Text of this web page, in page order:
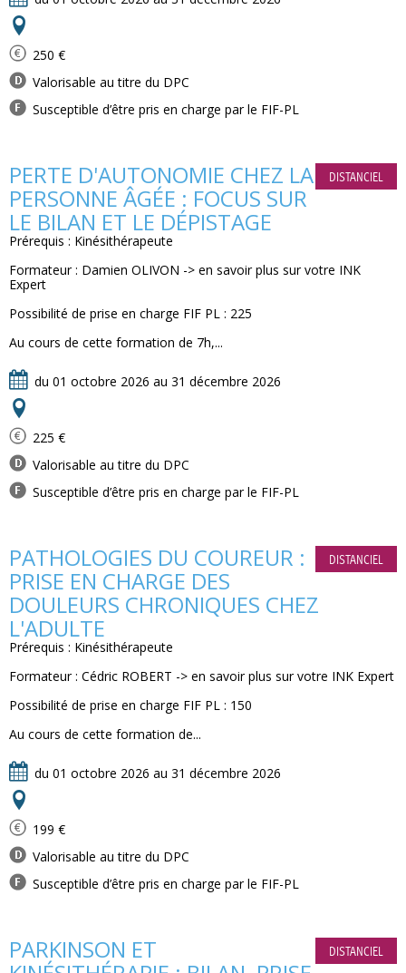
250 €
Valorisable au titre du DPC
Susceptible d’être pris en charge par le FIF-PL
DISTANCIEL
PERTE D'AUTONOMIE CHEZ LA
PERSONNE ÂGÉE : FOCUS SUR
LE BILAN ET LE DÉPISTAGE
Prérequis : Kinésithérapeute
Formateur : Damien OLIVON -> en savoir plus sur votre INK
Expert
Possibilité de prise en charge FIF PL : 225
Au cours de cette formation de 7h,...
du 01 octobre 2026 au 31 décembre 2026
225 €
Valorisable au titre du DPC
Susceptible d’être pris en charge par le FIF-PL
DISTANCIEL
PATHOLOGIES DU COUREUR :
PRISE EN CHARGE DES
DOULEURS CHRONIQUES CHEZ
L'ADULTE
Prérequis : Kinésithérapeute
Formateur : Cédric ROBERT -> en savoir plus sur votre INK Expert
Possibilité de prise en charge FIF PL : 150
Au cours de cette formation de...
du 01 octobre 2026 au 31 décembre 2026
199 €
Valorisable au titre du DPC
Susceptible d’être pris en charge par le FIF-PL
DISTANCIEL
PARKINSON ET